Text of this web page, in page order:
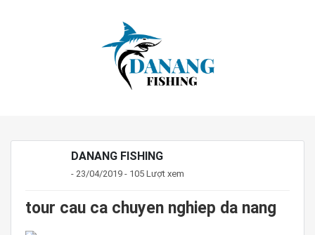
DANANG FISHING
- 23/04/2019 - 105 Lượt xem
tour cau ca chuyen nghiep da nang